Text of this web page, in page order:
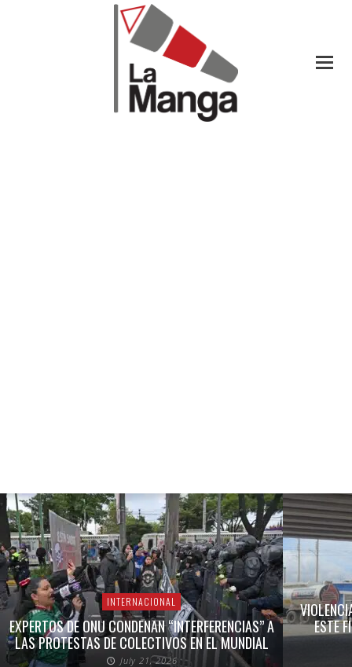
INTERNACIONAL
EXPERTOS DE ONU CONDENAN “INTERFERENCIAS” A
LAS PROTESTAS DE COLECTIVOS EN EL MUNDIAL
July 21, 2026
ESTE